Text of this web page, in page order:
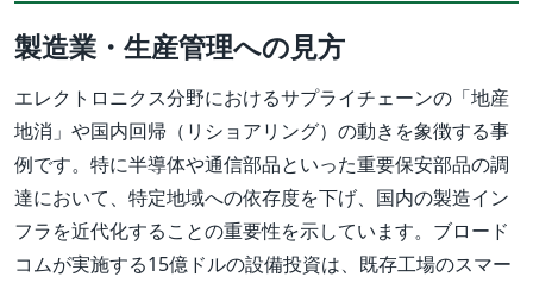
製造業・生産管理への見方
エレクトロニクス分野におけるサプライチェーンの「地産
地消」や国内回帰（リショアリング）の動きを象徴する事
例です。特に半導体や通信部品といった重要保安部品の調
達において、特定地域への依存度を下げ、国内の製造イン
フラを近代化することの重要性を示しています。ブロード
コムが実施する15億ドルの設備投資は、既存工場のスマー